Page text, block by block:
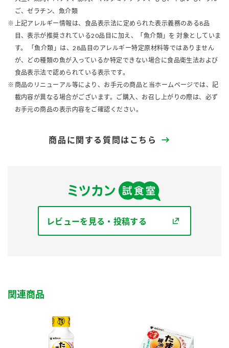
ご、ゼラチン、魚介類
上記アレルギー情報は、食品表示法に定められた表示義務のある8品
目、表示が推奨されている20品目に加え、「魚介類」を 対象としていま
す。 「魚介類」は、28品目のアレルギー特定原材料等ではありません
が、どの種類の魚が入っているか特定できない場合に食品衛生法および
食品表示法で認められている表示です。
商品のリニューアル等により、お手元の商品と当ホームページでは、記
載内容が異なる場合がございます。ご購入、お召し上がりの際は、必ず
お手元の商品の表示内容をご確認ください。
商品に関する質問はこちら
レビューを見る・投稿する
関連商品